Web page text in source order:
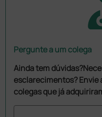
Pergunte a um colega
Ainda tem
esclarecimentos? Envie
colegas que já